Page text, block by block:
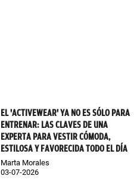
EL 'ACTIVEWEAR' YA NO ES SÓLO PARA
ENTRENAR: LAS CLAVES DE UNA
EXPERTA PARA VESTIR CÓMODA,
ESTILOSA Y FAVORECIDA TODO EL DÍA
Marta Morales
03-07-2026